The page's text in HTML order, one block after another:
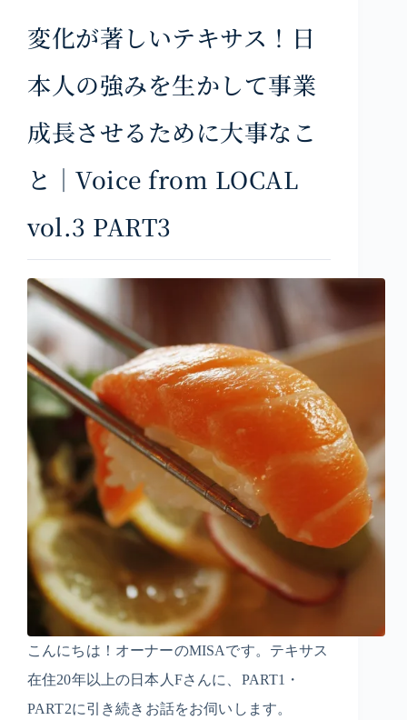
変化が著しいテキサス！日
本人の強みを生かして事業
成長させるために大事なこ
と｜Voice from LOCAL
vol.3 PART3
こんにちは！オーナーのMISAです。テキサス
在住20年以上の日本人Fさんに、PART1・
PART2に引き続きお話をお伺いします。